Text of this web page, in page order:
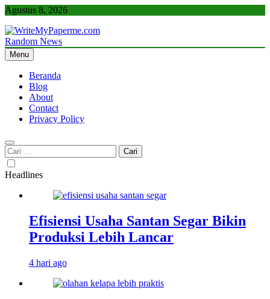
Skip
content
Agustus 8, 2026
WriteMyPaperme.com
Bisnis, Kuliner, Teknologi
Random News
Menu
Beranda
Blog
About
Contact
Privacy Policy
Cari
untuk:
Headlines
Efisiensi Usaha Santan Segar Bikin
Produksi Lebih Lancar
4 hari ago